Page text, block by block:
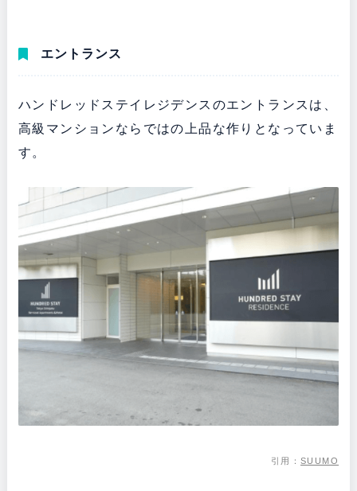
エントランス
ハンドレッドステイレジデンスのエントランスは、
高級マンションならではの上品な作りとなっていま
す。
引用：SUUMO